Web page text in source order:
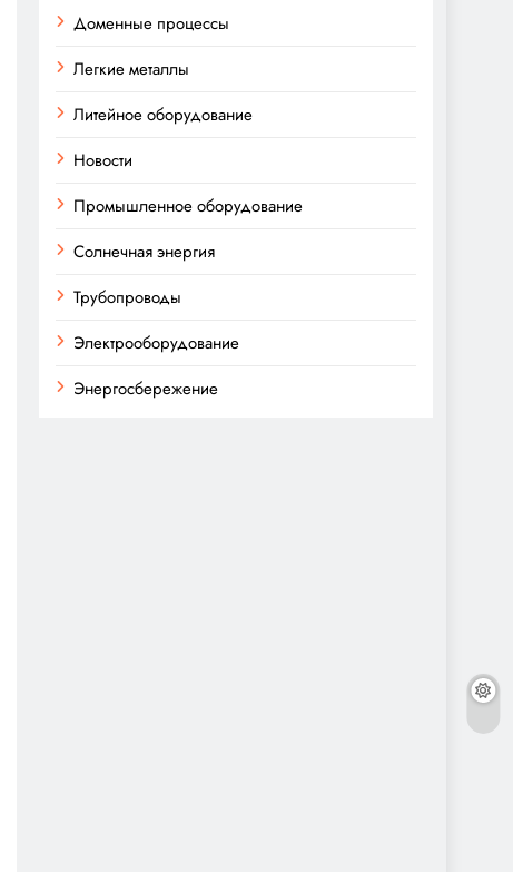
Доменные процессы
Легкие металлы
Литейное оборудование
Новости
Промышленное оборудование
Солнечная энергия
Трубопроводы
Электрооборудование
Энергосбережение